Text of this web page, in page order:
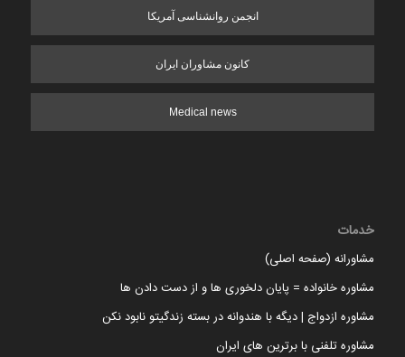
انجمن روانشناسی آمریکا
کانون مشاوران ایران
Medical news
خدمات
مشاورانه (صفحه اصلی)
مشاوره خانواده = پایان دلخوری ها و از دست دادن ها
مشاوره ازدواج | دیگه با هندوانه در بسته زندگیتو نابود نکن
مشاوره تلفنی با برترین های ایران